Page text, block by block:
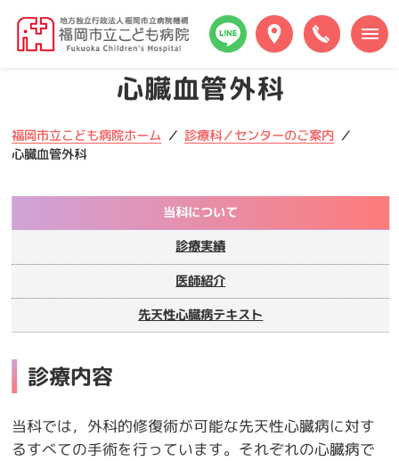
ー
へ
福
岡
も
病
心臓血管外科
福岡市立こども病院ホーム 診療科／センターのご案内
心臓血管外科
当科について
診療実績
医師紹介
先天性心臓病テキスト
診療内容
当科では，外科的修復術が可能な先天性心臓病に対す
るすべての手術を行っています。それぞれの心臓病で